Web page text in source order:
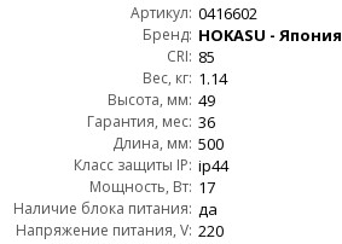
Артикул: 0416602
Бренд: HOKASU - Япония
CRI: 85
Вес, кг: 1.14
Высота, мм: 49
Гарантия, мес: 36
Длина, мм: 500
Класс защиты IP: ip44
Мощность, Вт: 17
Наличие блока питания: да
Напряжение питания, V: 220